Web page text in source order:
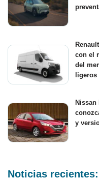
con el
del
ligeros
Nissan
y
Noticias recientes: